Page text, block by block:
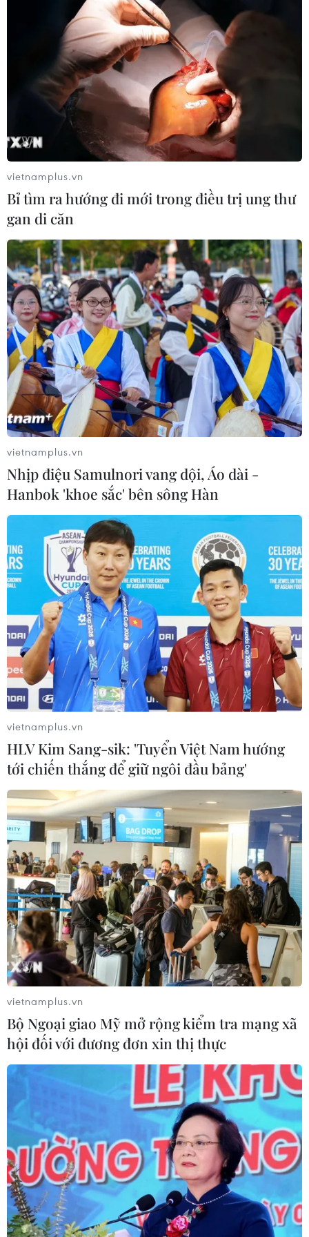
TIN CÙNG CHUYÊN MỤC
Tổng thống Mỹ Donald Trump nói
còn quá sớm để bàn về người kế
nhiệm
vietnamplus.vn
Bỉ tìm ra hướng đi mới trong điều trị ung thư
gan di căn
vietnamplus.vn
Nhịp điệu Samulnori vang dội, Áo dài -
Hanbok 'khoe sắc' bên sông Hàn
vietnamplus.vn
HLV Kim Sang-sik: 'Tuyển Việt Nam hướng
tới chiến thắng để giữ ngôi đầu bảng'
vietnamplus.vn
Bộ Ngoại giao Mỹ mở rộng kiểm tra mạng xã
hội đối với đương đơn xin thị thực